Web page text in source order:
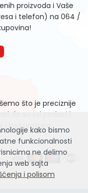
kako bismo
funkcionalnosti
ne delimo
web sajta
i polisom
proizvoda i Vaše
i telefon) na 064 /
što je preciznije
da su svi podaci i
bez grešaka.